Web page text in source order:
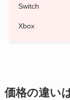
Switch
Xbox
価格の違い